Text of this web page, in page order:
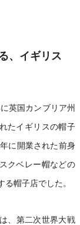
、イギリス
英国カンブリア州
たイギリスの帽子
に開業された前身
クベレー帽などの
帽子店でした。
、第二次世界大戦